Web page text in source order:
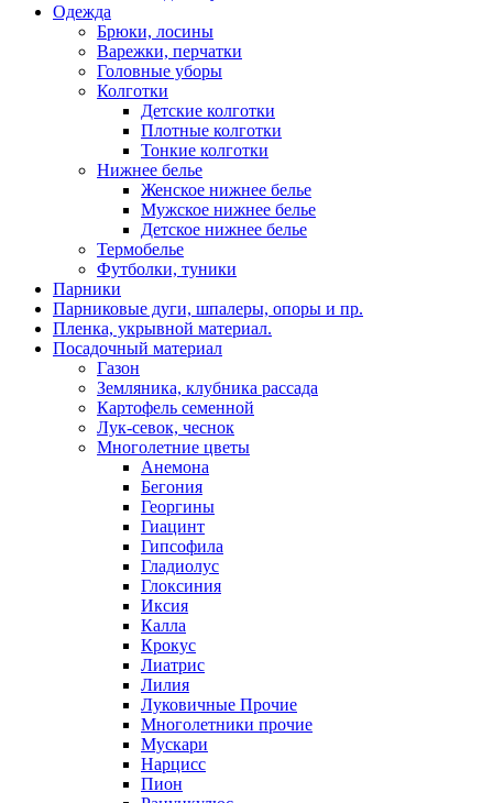
Одежда
Брюки, лосины
Варежки, перчатки
Головные уборы
Колготки
Детские колготки
Плотные колготки
Тонкие колготки
Нижнее белье
Женское нижнее белье
Мужское нижнее белье
Детское нижнее белье
Термобелье
Футболки, туники
Парники
Парниковые дуги, шпалеры, опоры и пр.
Пленка, укрывной материал.
Посадочный материал
Газон
Земляника, клубника рассада
Картофель семенной
Лук-севок, чеснок
Многолетние цветы
Анемона
Бегония
Георгины
Гиацинт
Гипсофила
Гладиолус
Глоксиния
Иксия
Калла
Крокус
Лиатрис
Лилия
Луковичные Прочие
Многолетники прочие
Мускари
Нарцисс
Пион